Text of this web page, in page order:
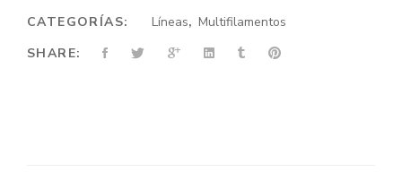
SENSOR
+
CATEGORÍAS:
Líneas, Multifilamentos
SHARE: